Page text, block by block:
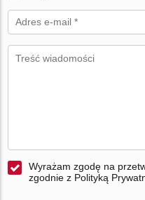
Wyrażam zgodę na
zgodnie z Polityką